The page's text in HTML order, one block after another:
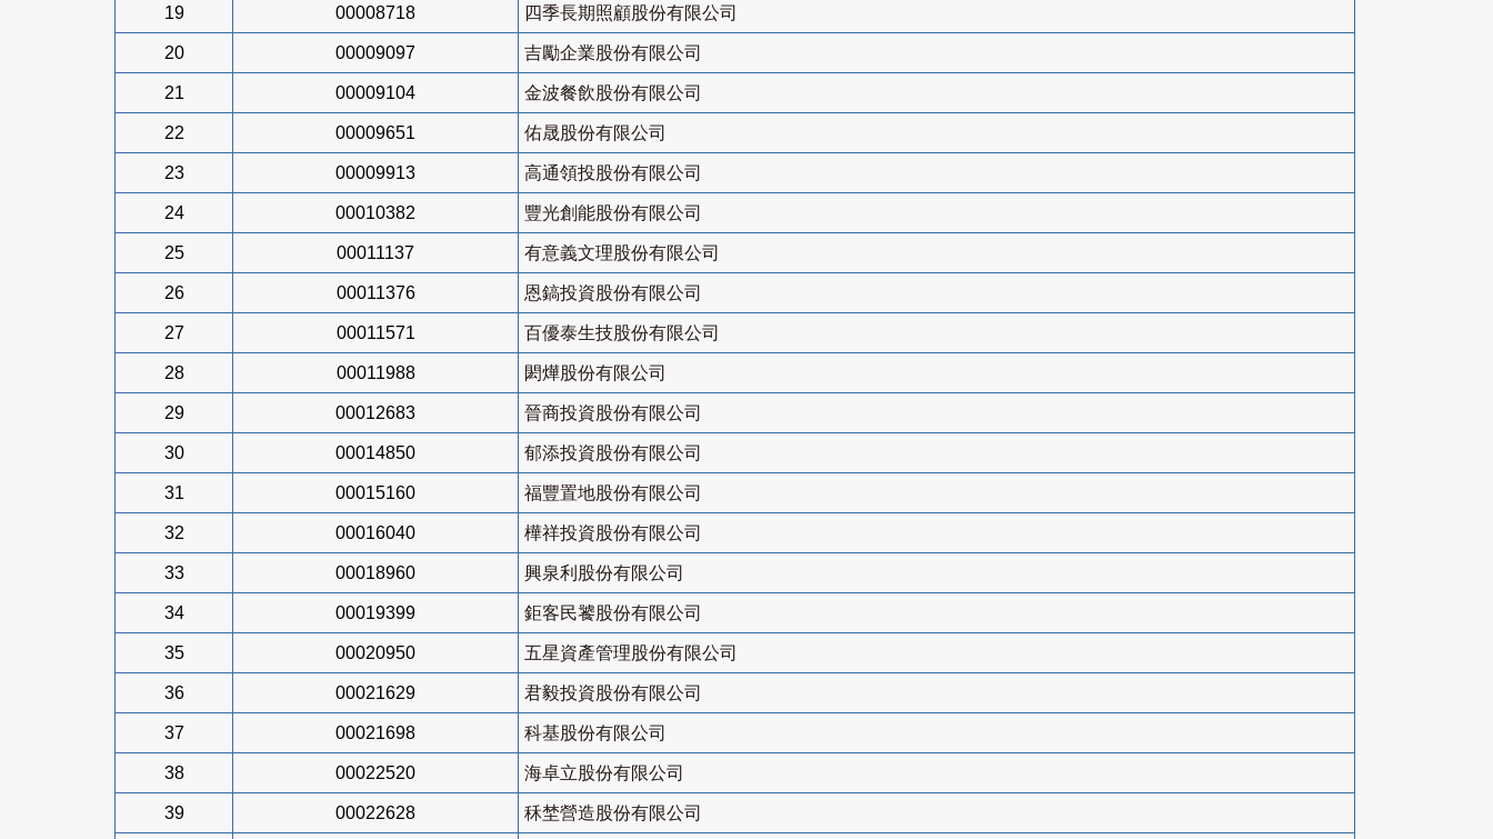
19 00008718 四季長期照顧股份有限公司
20 00009097 吉勵企業股份有限公司
21 00009104 金波餐飲股份有限公司
22 00009651 佑晟股份有限公司
23 00009913 高通領投股份有限公司
24 00010382 豐光創能股份有限公司
25 00011137 有意義文理股份有限公司
26 00011376 恩鎬投資股份有限公司
27 00011571 百優泰生技股份有限公司
28 00011988 閎燁股份有限公司
29 00012683 晉商投資股份有限公司
30 00014850 郁添投資股份有限公司
31 00015160 福豐置地股份有限公司
32 00016040 樺祥投資股份有限公司
33 00018960 興泉利股份有限公司
34 00019399 鉅客民饕股份有限公司
35 00020950 五星資產管理股份有限公司
36 00021629 君毅投資股份有限公司
37 00021698 科基股份有限公司
38 00022520 海卓立股份有限公司
39 00022628 秝埜營造股份有限公司